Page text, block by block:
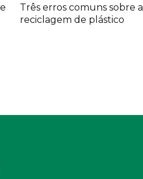
Três erros comuns sobre a
reciclagem de plástico